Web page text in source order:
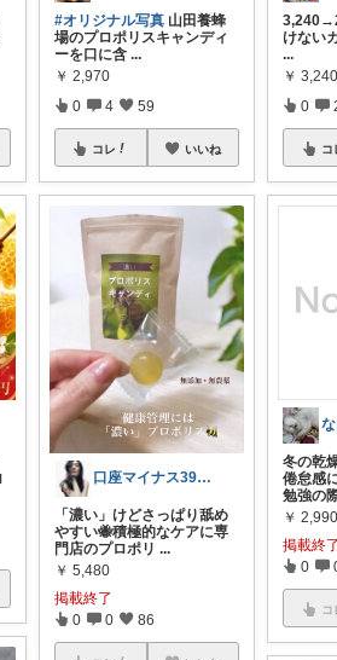
#オリジナル写真 山田養蜂
場のプロポリスキャンディ
ーを口に含 ...
￥ 2,970
0 4 59
コレ いいね
口座マイナス39万からの幸せ探し🌸
「濃い」けどさっぱり舐め
やすい🐝積極的なケアに専
門店のプロポリ ...
￥ 5,480
掲載終了
0 0 86
けない
...
￥ 3,240
0
コ
冬の乾
倦怠感
勉強の
￥ 2,990
掲載終了
0
コ